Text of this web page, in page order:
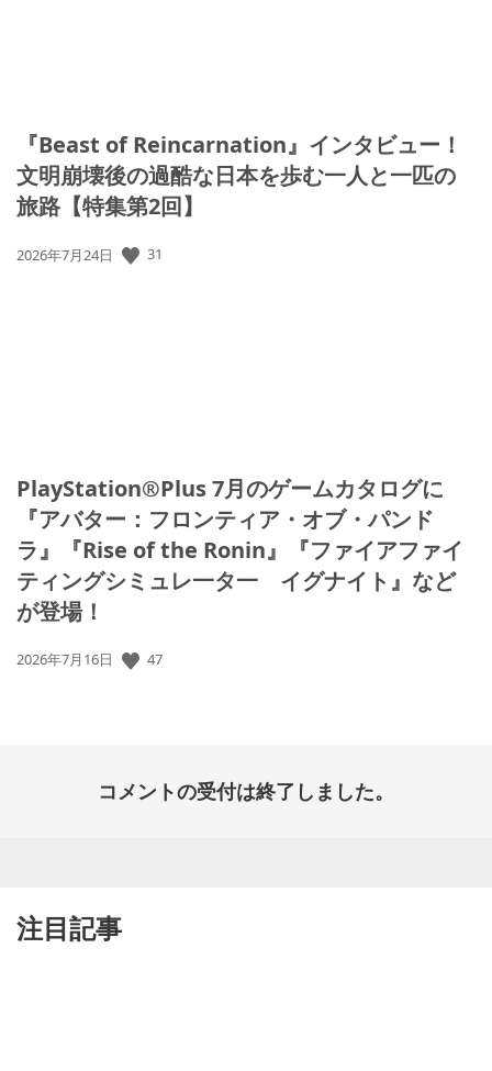
『Beast of Reincarnation』インタビュー！
文明崩壊後の過酷な日本を歩む一人と一匹の
旅路【特集第2回】
公
2026年7月24日 31
PlayStation®Plus 7月のゲームカタログに
『アバター：フロンティア・オブ・パンド
ラ』『Rise of the Ronin』『ファイアファイ
ティングシミュレ一タ一 イグナイト』など
が登場！
公
2026年7月16日 47
コメントの受付は終了しました。
注目記事